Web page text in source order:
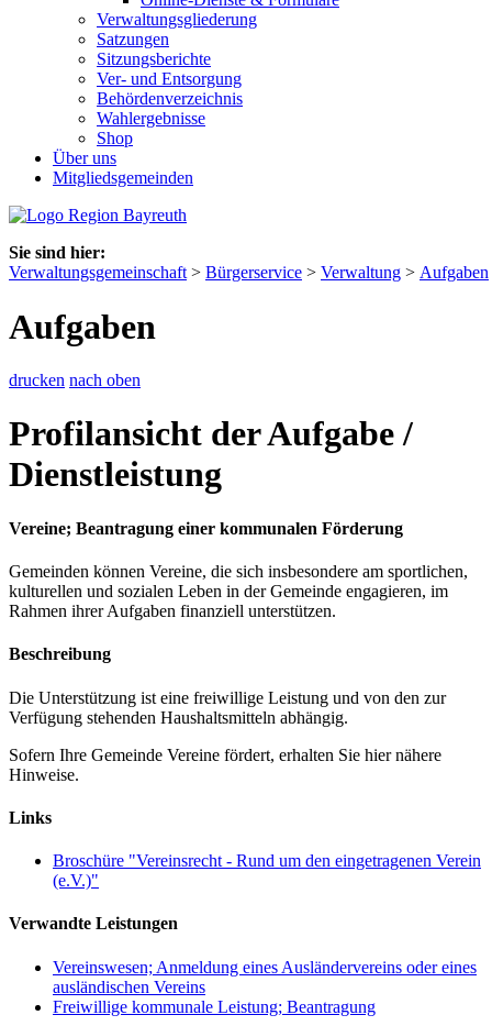
Verwaltungsgliederung
Satzungen
Sitzungsberichte
Ver- und Entsorgung
Behördenverzeichnis
Wahlergebnisse
Shop
Über uns
Mitgliedsgemeinden
Sie sind hier:
Verwaltungsgemeinschaft > Bürgerservice > Verwaltung > Aufgaben
Aufgaben
drucken nach oben
Profilansicht der Aufgabe /
Dienstleistung
Vereine; Beantragung einer kommunalen Förderung
Gemeinden können Vereine, die sich insbesondere am sportlichen,
kulturellen und sozialen Leben in der Gemeinde engagieren, im
Rahmen ihrer Aufgaben finanziell unterstützen.
Beschreibung
Die Unterstützung ist eine freiwillige Leistung und von den zur
Verfügung stehenden Haushaltsmitteln abhängig.
Sofern Ihre Gemeinde Vereine fördert, erhalten Sie hier nähere
Hinweise.
Links
Broschüre "Vereinsrecht - Rund um den eingetragenen Verein
(e.V.)"
Verwandte Leistungen
Vereinswesen; Anmeldung eines Ausländervereins oder eines
ausländischen Vereins
Freiwillige kommunale Leistung; Beantragung